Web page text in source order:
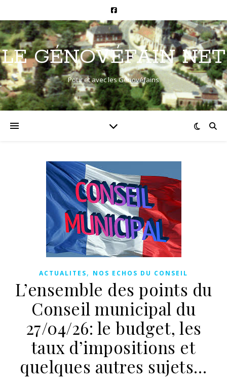
LE GÉNOVÉFAIN NET
Pour et avec les Génovéfains
ACTUALITES, NOS ECHOS DU CONSEIL
L’ensemble des points du
Conseil municipal du
27/04/26: le budget, les
taux d’impositions et
quelques autres sujets…